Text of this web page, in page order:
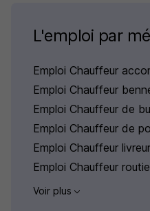
L'emploi par
Emploi Chauffeur
Emploi Chauffeur
Emploi Chauffeur de
Emploi Chauffeur de
Emploi Chauffeur
Emploi Chauffeur
Voir plus